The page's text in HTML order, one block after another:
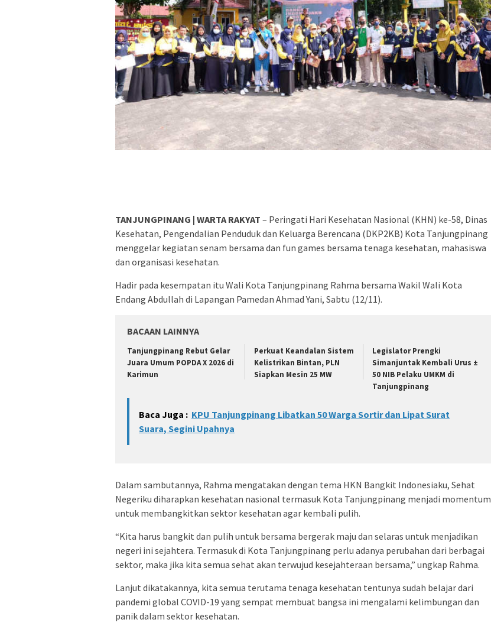
TANJUNGPINANG | WARTA RAKYAT – Peringati Hari Kesehatan Nasional (KHN) ke-58, Dinas
Kesehatan, Pengendalian Penduduk dan Keluarga Berencana (DKP2KB) Kota Tanjungpinang
menggelar kegiatan senam bersama dan fun games bersama tenaga kesehatan, mahasiswa
dan organisasi kesehatan.
Hadir pada kesempatan itu Wali Kota Tanjungpinang Rahma bersama Wakil Wali Kota
Endang Abdullah di Lapangan Pamedan Ahmad Yani, Sabtu (12/11).
BACAAN LAINNYA
Tanjungpinang Rebut Gelar
Juara Umum POPDA X 2026 di
Karimun
Perkuat Keandalan Sistem
Kelistrikan Bintan, PLN
Siapkan Mesin 25 MW
Legislator Prengki
Simanjuntak Kembali Urus ±
50 NIB Pelaku UMKM di
Tanjungpinang
Baca Juga : KPU Tanjungpinang Libatkan 50 Warga Sortir dan Lipat Surat
Suara, Segini Upahnya
Dalam sambutannya, Rahma mengatakan dengan tema HKN Bangkit Indonesiaku, Sehat
Negeriku diharapkan kesehatan nasional termasuk Kota Tanjungpinang menjadi momentum
untuk membangkitkan sektor kesehatan agar kembali pulih.
“Kita harus bangkit dan pulih untuk bersama bergerak maju dan selaras untuk menjadikan
negeri ini sejahtera. Termasuk di Kota Tanjungpinang perlu adanya perubahan dari berbagai
sektor, maka jika kita semua sehat akan terwujud kesejahteraan bersama,” ungkap Rahma.
Lanjut dikatakannya, kita semua terutama tenaga kesehatan tentunya sudah belajar dari
pandemi global COVID-19 yang sempat membuat bangsa ini mengalami kelimbungan dan
panik dalam sektor kesehatan.